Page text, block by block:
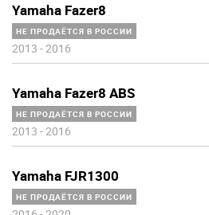
Yamaha Fazer8
НЕ ПРОДАЁТСЯ В РОССИИ
2013 -2016
Yamaha Fazer8 ABS
НЕ ПРОДАЁТСЯ В РОССИИ
2013 -2016
Yamaha FJR1300
НЕ ПРОДАЁТСЯ В РОССИИ